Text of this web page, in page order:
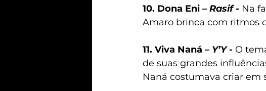
10. Dona Eni – Rasif - Na
Amaro brinca com ritmos
11. Viva Naná – Y’Y - O
de suas grandes
Naná costumava criar em